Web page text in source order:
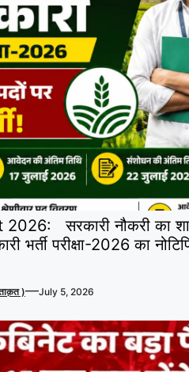
सरकारी नौकरी का
भर्ती परीक्षा-2026 का
)—July 5, 2026